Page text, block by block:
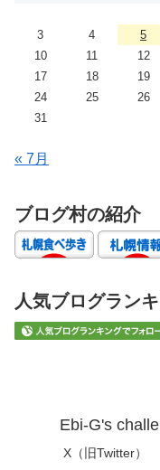
3
4 5
10
11 12
17
18 19
24
25 26
31
« 7月
ブログ村の紹介
人気ブログラン
Ebi-G's
X（旧Twitter）